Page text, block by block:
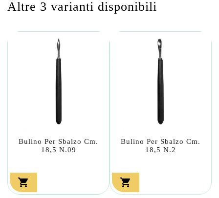
Altre 3 varianti disponibili
Bulino Per Sbalzo Cm.
18,5 N.09

Bulino Per Sbalzo Cm.
18,5 N.2
